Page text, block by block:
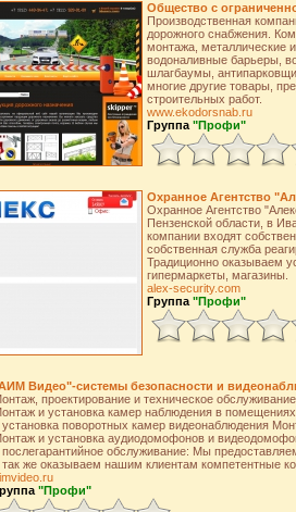
Общество с
Производственная
дорожного снабжения.
монтажа, металлические
водоналивные барьеры,
шлагбаумы,
многие другие товары,
строительных работ.
www.ekodorsnab.ru
Группа "Профи"
Охранное Агентство
Охранное Агентство
Пензенской области, в
компании входят
собственная служба
Традиционно оказываем
гипермаркеты, магазины.
alex-security.com
Группа "Профи"
Видео"-системы безопасности и
проектирование и техническое
и установка камер наблюдения в
установка поворотных камер видеонаблюдения
и установка аудиодомофонов и
послегарантийное обслуживание: Мы
так же оказываем нашим клиентам компетентные
"Профи"